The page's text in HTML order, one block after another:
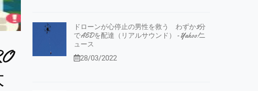
ドローンが心停止の男性を救う わずか3分
でAEDを配達（リアルサウンド） - Yahoo!ニ
ュース
28/03/2022